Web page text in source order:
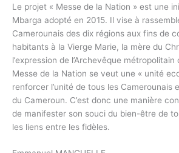
Le projet « Messe de la Nation » est une
Mbarga adopté en 2015. Il vise à
Camerounais des dix régions aux fins de
habitants à la Vierge Marie, la mère du
l’expression de l’Archevêque métropolitain
Messe de la Nation se veut une « unité
renforcer l’unité de tous les Camerounais
du Cameroun. C’est donc une manière
de manifester son souci du bien-être de
les liens entre les fidèles.